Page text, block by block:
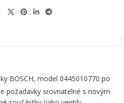
BOSCH, model 0445010770 po
požadavky srovnatelné s novým